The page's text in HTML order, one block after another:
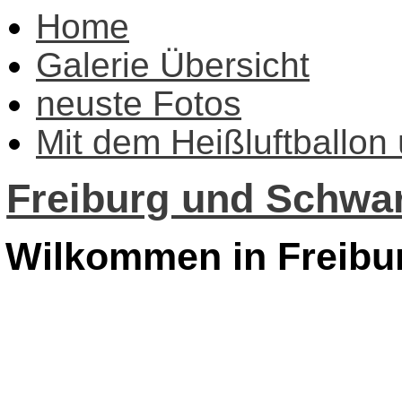
Home
Galerie Übersicht
neuste Fotos
Mit dem Heißluftballon
Freiburg und
Wilkommen in